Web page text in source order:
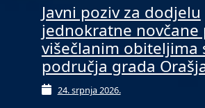
Javni poziv za dodjelu
jednokratne novčane
višečlanim obiteljima
područja grada
24. srpnja 2026.